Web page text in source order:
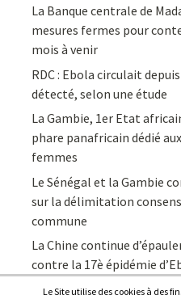
La Banque centrale de
mesures fermes pour
mois à venir
RDC : Ebola circulait
détecté, selon une étude
La Gambie, 1er Etat
phare panafricain dédié
femmes
Le Sénégal et la Gambie
sur la délimitation
commune
La Chine continue
contre la 17è épidémie
Le Site utilise des cookies à des